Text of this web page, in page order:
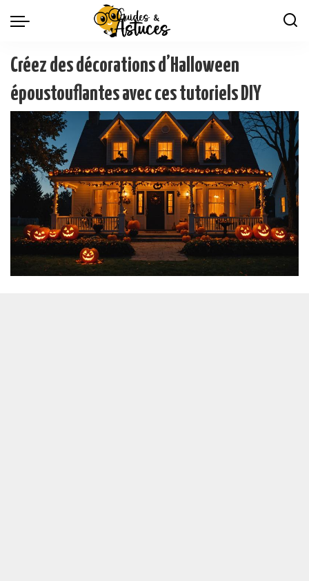
Créez des décorations d’Halloween
époustouflantes avec ces tutoriels DIY